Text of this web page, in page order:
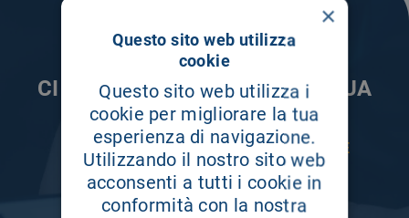
CI PRENDIAMO CURA DELLA TUA
INFORMAZIONE
ISCRIVITI AI NOSTRI CANALI PER RESTARE
SEMPRE AGGIORNATO
×
Questo sito web utilizza
cookie
Questo sito web utilizza i
cookie per migliorare la tua
esperienza di navigazione.
Utilizzando il nostro sito web
acconsenti a tutti i cookie in
conformità con la nostra